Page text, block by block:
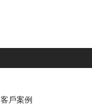
客戶案例